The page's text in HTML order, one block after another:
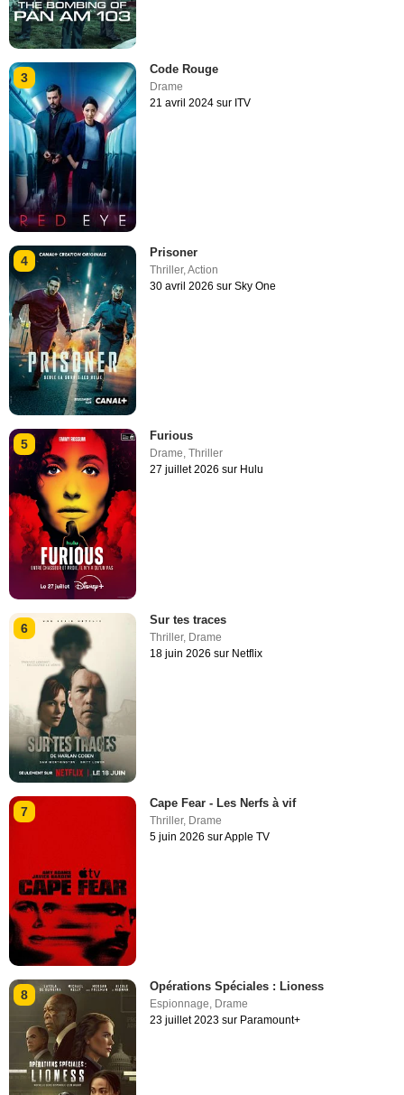
3
Code Rouge
Drame
21 avril 2024 sur ITV
4
Prisoner
Thriller,Action
30 avril 2026 sur Sky One
5
Furious
Drame,Thriller
27 juillet 2026 sur Hulu
6
Sur tes traces
Thriller, Drame
18 juin 2026 sur Netflix
7
Cape Fear - Les Nerfs à vif
Thriller, Drame
5 juin 2026 sur Apple TV
8
Opérations Spéciales : Lioness
Espionnage, Drame
23 juillet 2023 sur Paramount+